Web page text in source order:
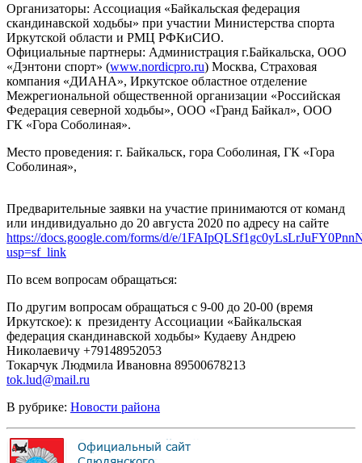
Организаторы: Ассоциация «Байкальская федерация
скандинавской ходьбы» при участии Министерства спорта
Иркутской области и РМЦ РФКиСИО.
Официальные партнеры: Администрация г.Байкальска, ООО
«Дэнтони спорт» (www.nordicpro.ru) Москва, Страховая
компания «ДИАНА», Иркутское областное отделение
Межрегиональной общественной организации «Российская
Федерация северной ходьбы», ООО «Гранд Байкал», ООО
ГК «Гора Соболиная».
Место проведения: г. Байкальск, гора Соболиная, ГК «Гора
Соболиная»,
Предварительные заявки на участие принимаются от команд
или индивидуально до 20 августа 2020 по адресу на сайте
https://docs.google.com/forms/d/e/
usp=sf_link
По всем вопросам обращаться:
По другим вопросам обращаться с 9-00 до 20-00 (время
Иркутское): к президенту Ассоциации «Байкальская
федерация скандинавской ходьбы» Кудаеву Андрею
Николаевичу +79148952053
Токарчук Людмила Ивановна 89500678213
tok.lud@mail.ru
В рубрике: Новости района